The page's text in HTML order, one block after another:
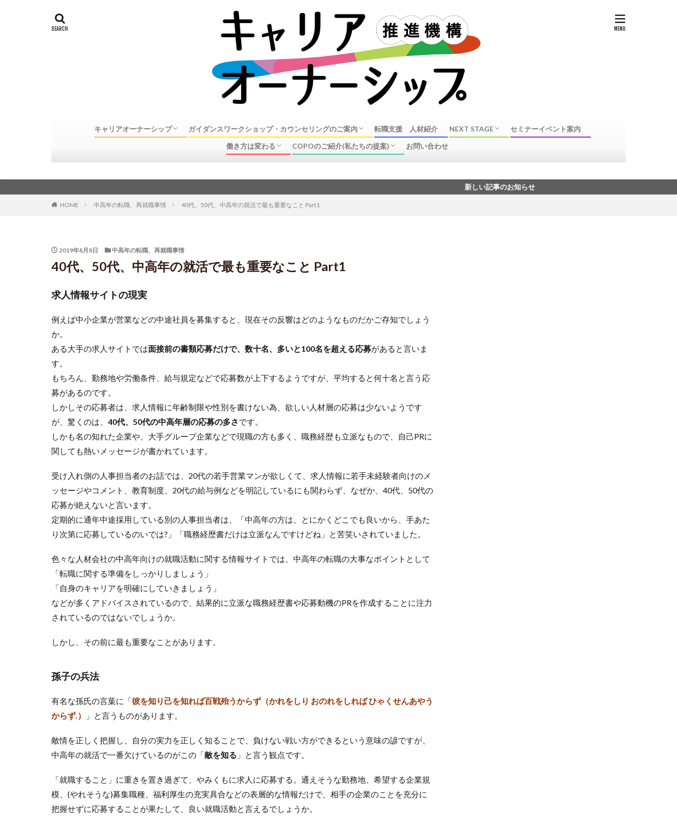
キャリアオーナーシップ ガイダンスワークショップ・カウンセリングのご案内
キャリアオーナーシップ・ガイダンスワークショップ
個別カウンセリングのご案内
カウンセリング事例
カウンセラーについて
転職支援 人材紹介 NEXT STAGE
セミナーイベント案内
働き方は変わる
COPOのご紹介(私たちの提案) お問い合わせ
新しい記事のお知らせ
HOME 中高年の転職、再就職事情 40代、50代、中高年の就活で最も重要なこと Part1
2019年8月8日 中高年の転職、再就職事情
40代、50代、中高年の就活で最も重要なこと Part1
求人情報サイトの現実
例えば中小企業が営業などの中途社員を募集すると、現在その反響はどのようなものだかご存知でしょう
か。
ある大手の求人サイトでは面接前の書類応募だけで、数十名、多いと100名を超える応募があると言いま
す。
もちろん、勤務地や労働条件、給与規定などで応募数が上下するようですが、平均すると何十名と言う応
募があるのです。
しかしその応募者は、求人情報に年齢制限や性別を書けない為、欲しい人材層の応募は少ないようです
が、驚くのは、 40代、50代の中高年層の応募の多さです。
しかも名の知れた企業や、大手グループ企業などで現職の方も多く、職務経歴も立派なもので、自己PRに
関しても熱いメッセージが書かれています。
受け入れ側の人事担当者のお話では、20代の若手営業マンが欲しくて、求人情報に若手未経験者向けのメ
ッセージやコメント、教育制度、20代の給与例などを明記しているにも関わらず、なぜか、40代、50代の
応募が絶えないと言います。
定期的に通年中途採用している別の人事担当者は、「中高年の方は、とにかくどこでも良いから、手あた
り次第に応募しているのいでは?」「職務経歴書だけは立派なんですけどね」と苦笑いされていました。
色々な人材会社の中高年向けの就職活動に関する情報サイトでは、中高年の転職の大事なポイントとして
「転職に関する準備をしっかりしましょう」
「自身のキャリアを明確にしていきましょう」
などが多くアドバイスされているので、結果的に立派な職務経歴書や応募動機のPRを作成することに注力
されているのではないでしょうか。
しかし、その前に最も重要なことがあります。
孫子の兵法
有名な孫氏の言葉に「彼を知り己を知れば百戦殆うからず（かれをしり おのれをしれば ひゃくせんあやう
からず.）
」と言うものがあります。
敵情を正しく把握し、自分の実力を正しく知ることで、負けない戦い方ができるという意味の諺ですが、
中高年の就活で一番欠けているのがこの「敵を知る 」と言う観点です。
「就職すること」に重きを置き過ぎて、やみくもに求人に応募する。通えそうな勤務地、希望する企業規
模、(やれそうな)募集職種、福利厚生の充実具合などの表層的な情報だけで、相手の企業のことを充分に
把握せずに応募することが果たして、良い就職活動と言えるでしょうか。